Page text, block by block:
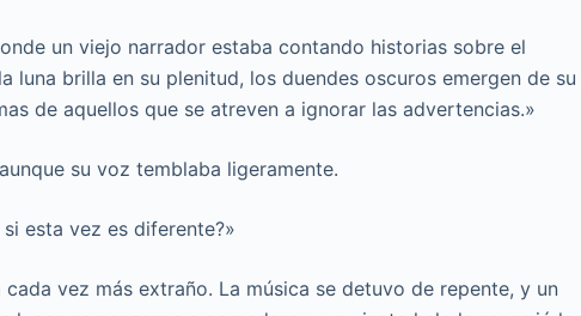
un viejo narrador estaba contando historias sobre el
luna brilla en su plenitud, los duendes oscuros emergen de su
de aquellos que se atreven a ignorar las advertencias.»
su voz temblaba ligeramente.
esta vez es diferente?»
vez más extraño. La música se detuvo de repente, y un